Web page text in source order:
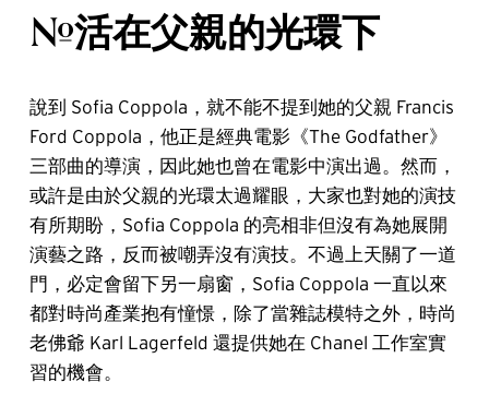
#活在父親的光環下
說到 Sofia Coppola，就不能不提到她的父親 Francis
Ford Coppola，他正是經典電影《The Godfather》
三部曲的導演，因此她也曾在電影中演出過。然而，
或許是由於父親的光環太過耀眼，大家也對她的演技
有所期盼，Sofia Coppola 的亮相非但沒有為她展開
演藝之路，反而被嘲弄沒有演技。不過上天關了一道
門，必定會留下另一扇窗，Sofia Coppola 一直以來
都對時尚產業抱有憧憬，除了當雜誌模特之外，時尚
老佛爺 Karl Lagerfeld 還提供她在 Chanel 工作室實
習的機會。